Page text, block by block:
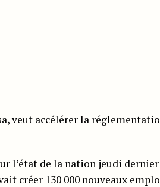
veut accélérer la
l’état de la nation jeudi
créer 130 000 nouveaux